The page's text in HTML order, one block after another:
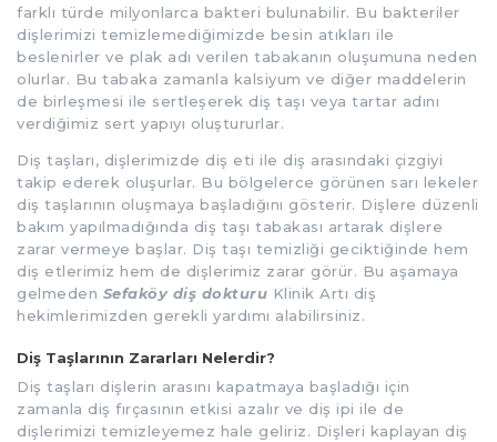
farklı türde milyonlarca bakteri bulunabilir. Bu bakteriler
dişlerimizi temizlemediğimizde besin atıkları ile
beslenirler ve plak adı verilen tabakanın oluşumuna neden
olurlar. Bu tabaka zamanla kalsiyum ve diğer maddelerin
de birleşmesi ile sertleşerek diş taşı veya tartar adını
verdiğimiz sert yapıyı oluştururlar.
Diş taşları, dişlerimizde diş eti ile diş arasındaki çizgiyi
takip ederek oluşurlar. Bu bölgelerce görünen sarı lekeler
diş taşlarının oluşmaya başladığını gösterir. Dişlere düzenli
bakım yapılmadığında diş taşı tabakası artarak dişlere
zarar vermeye başlar. Diş taşı temizliği geciktiğinde hem
diş etlerimiz hem de dişlerimiz zarar görür. Bu aşamaya
gelmeden Sefaköy diş dokturu Klinik Artı diş
hekimlerimizden gerekli yardımı alabilirsiniz.
Diş Taşlarının Zararları Nelerdir?
Diş taşları dişlerin arasını kapatmaya başladığı için
zamanla diş fırçasının etkisi azalır ve diş ipi ile de
dişlerimizi temizleyemez hale geliriz. Dişleri kaplayan diş